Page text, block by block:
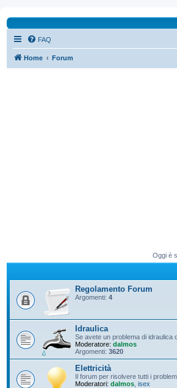
FAQ
Home Forum
Oggi è
Regolamento Forum
Argomenti: 4
Idraulica
Se avete un problema di idraulica
Moderatore: dalmos
Argomenti: 3620
Elettricità
Il forum per risolvere tutti i
Moderatori: dalmos isex